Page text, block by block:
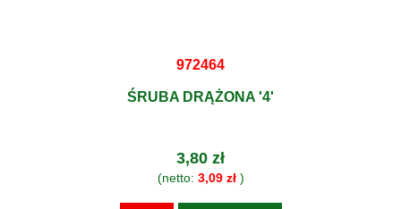
972464
ŚRUBA DRĄŻONA '4'
3,80 zł
(netto: 3,09 zł)